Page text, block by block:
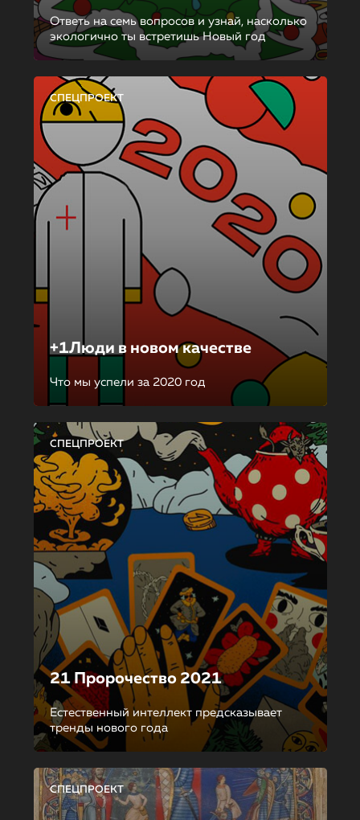
Ответь на семь вопросов и узнай, насколько
экологично ты встретишь Новый год
СПЕЦПРОЕКТ
+1Люди в новом качестве
Что мы успели за 2020 год
СПЕЦПРОЕКТ
21 Пророчество 2021
Естественный интеллект предсказывает
тренды нового года
СПЕЦПРОЕКТ